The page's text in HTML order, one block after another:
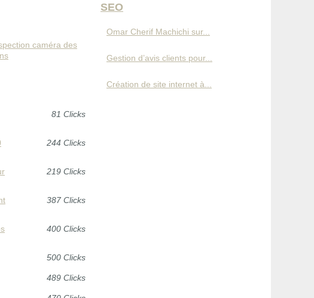
caméra des
81 Clicks
244 Clicks
219 Clicks
387 Clicks
400 Clicks
500 Clicks
489 Clicks
SEO
Omar Cherif Machichi sur...
Gestion d’avis clients pour...
Création de site internet à...